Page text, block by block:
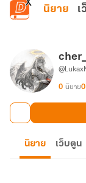
ข้ามไปยังเนื้อหาหลัก
นิยาย เ
0 นิยาย0
นิยาย เว็บตูน